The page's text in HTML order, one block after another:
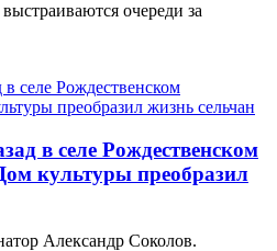
очереди за
в селе Рождественском
культуры преобразил
Александр Соколов.